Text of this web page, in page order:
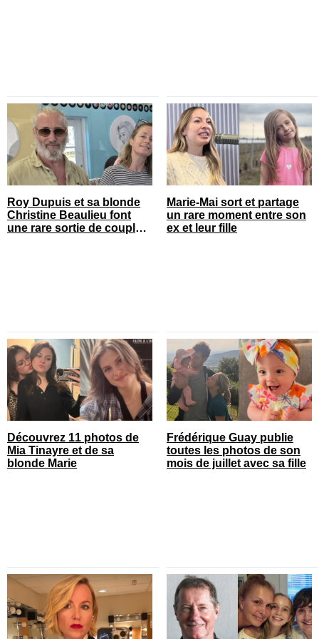
Roy Dupuis et sa blonde
Christine Beaulieu font
une rare sortie de couple
Marie-Mai sort et partage
un rare moment entre son
ex et leur fille
Découvrez 11 photos de
Mia Tinayre et de sa
blonde Marie
Frédérique Guay publie
toutes les photos de son
mois de juillet avec sa fille